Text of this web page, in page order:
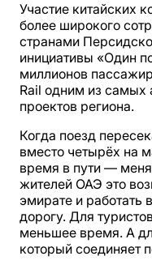
Участие китайских
более широкого
странами
инициативы «Один
миллионов
Rail одним из самых
проектов региона.
Когда поезд
вместо четырёх на
время в пути —
жителей ОАЭ это
эмирате и работать
дорогу. Для
меньшее время. А
который соединяет